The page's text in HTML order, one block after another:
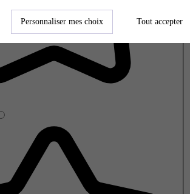
Personnaliser mes choix Tout accepter